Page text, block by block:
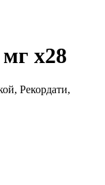
мг x28
Рекордати,